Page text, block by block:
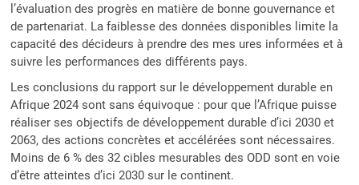
l’évaluation des progrès en matière de bonne gouvernance et
de partenariat. La faiblesse des données disponibles limite la
capacité des décideurs à prendre des mes ures informées et à
suivre les performances des différents pays.
Les conclusions du rapport sur le développement durable en
Afrique 2024 sont sans équivoque : pour que l’Afrique puisse
réaliser ses objectifs de développement durable d’ici 2030 et
2063, des actions concrètes et accélérées sont nécessaires.
Moins de 6 % des 32 cibles mesurables des ODD sont en voie
d’être atteintes d’ici 2030 sur le continent.